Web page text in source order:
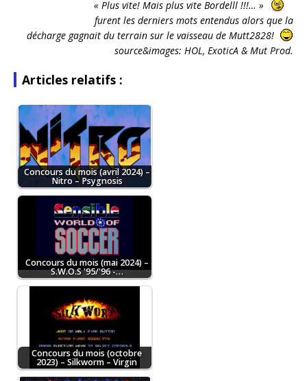
« Plus vite! Mais plus vite Bordelll !!!… »
furent les derniers mots entendus alors que la
décharge gagnait du terrain sur le vaisseau de Mutt2828!
source&images: HOL, ExoticA & Mut Prod.
Articles relatifs :
Concours du mois (avril 2024) –
Nitro – Psygnosis
Concours du mois (mai 2024) –
S.W.O.S '95/'96 -…
Concours du mois (octobre
2023) – Silkworm – Virgin